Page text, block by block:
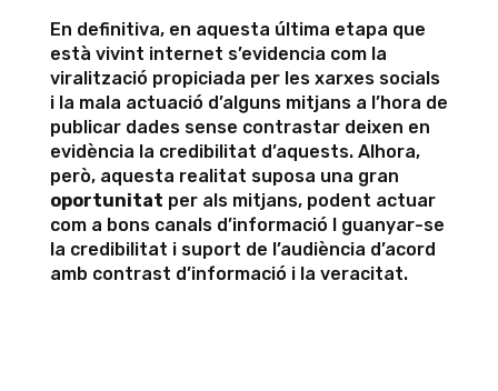
En definitiva, en aquesta última etapa que
està vivint internet s’evidencia com la
viralització propiciada per les xarxes socials
i la mala actuació d’alguns mitjans a l’hora de
publicar dades sense contrastar deixen en
evidència la credibilitat d’aquests. Alhora,
però, aquesta realitat suposa una gran
oportunitat per als mitjans, podent actuar
com a bons canals d’informació I guanyar-se
la credibilitat i suport de l’audiència d’acord
amb contrast d’informació i la veracitat.